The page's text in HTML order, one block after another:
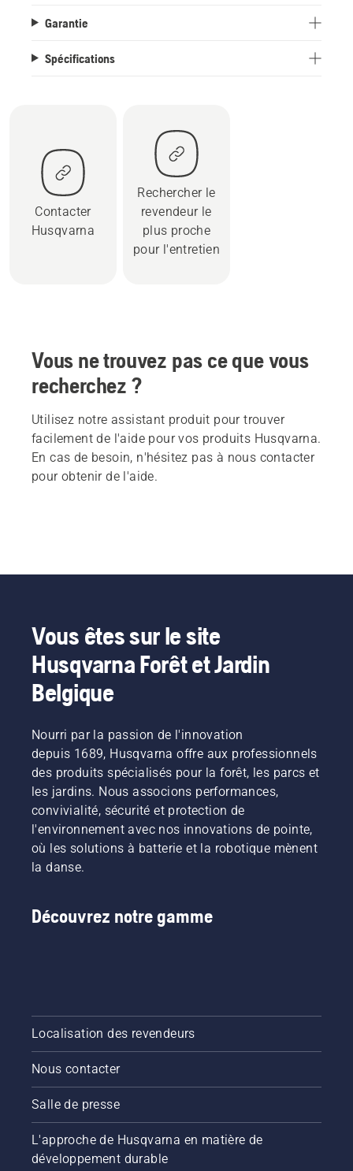
Garantie
Spécifications
Contacter
Husqvarna
Rechercher le
revendeur le
plus proche
pour l'entretien
Vous ne trouvez pas ce que vous
recherchez ?
Utilisez notre assistant produit pour trouver
facilement de l'aide pour vos produits Husqvarna.
En cas de besoin, n'hésitez pas à nous contacter
pour obtenir de l'aide.
Vous êtes sur le site
Husqvarna Forêt et Jardin
Belgique
Nourri par la passion de l'innovation
depuis 1689, Husqvarna offre aux professionnels
des produits spécialisés pour la forêt, les parcs et
les jardins. Nous associons performances,
convivialité, sécurité et protection de
l'environnement avec nos innovations de pointe,
où les solutions à batterie et la robotique mènent
la danse.
Découvrez notre gamme
Localisation des revendeurs
Nous contacter
Salle de presse
L'approche de Husqvarna en matière de
développement durable